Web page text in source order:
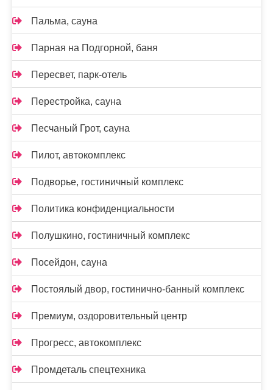
Пальма, сауна
Парная на Подгорной, баня
Пересвет, парк-отель
Перестройка, сауна
Песчаный Грот, сауна
Пилот, автокомплекс
Подворье, гостиничный комплекс
Политика конфиденциальности
Полушкино, гостиничный комплекс
Посейдон, сауна
Постоялый двор, гостинично-банный комплекс
Премиум, оздоровительный центр
Прогресс, автокомплекс
Промдеталь спецтехника